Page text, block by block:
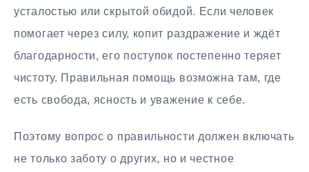
усталостью или скрытой обидой. Если человек
помогает через силу, копит раздражение и ждёт
благодарности, его поступок постепенно теряет
чистоту. Правильная помощь возможна там, где
есть свобода, ясность и уважение к себе.
Поэтому вопрос о правильности должен включать
не только заботу о других, но и честное